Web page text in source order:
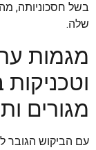
בשל חסכוניותה,
שלה.
מגמות
מגורים
עם הביקוש הגובר